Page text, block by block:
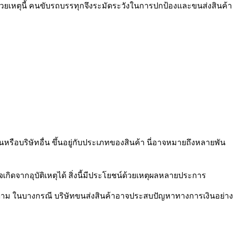
หตุนี้ คนขับรถบรรทุกจึงระมัดระวังในการปกป้องและขนส่งสินค้า
หรือบริษัทอื่น ขึ้นอยู่กับประเภทของสินค้า นี่อาจหมายถึงหลายพัน
กิดจากอุบัติเหตุได้ สิ่งนี้มีประโยชน์ด้วยเหตุผลหลายประการ
ในบางกรณี บริษัทขนส่งสินค้าอาจประสบปัญหาทางการเงินอย่าง